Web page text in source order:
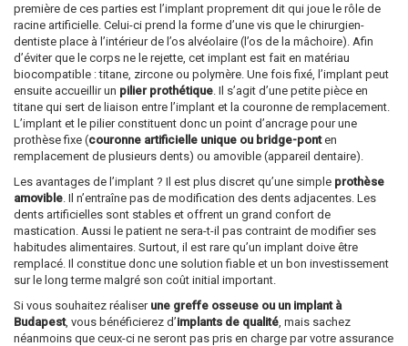
première de ces parties est l’implant proprement dit qui joue le rôle de
racine artificielle. Celui-ci prend la forme d’une vis que le chirurgien-
dentiste place à l’intérieur de l’os alvéolaire (l’os de la mâchoire). Afin
d’éviter que le corps ne le rejette, cet implant est fait en matériau
biocompatible : titane, zircone ou polymère. Une fois fixé, l’implant peut
ensuite accueillir un pilier prothétique . Il s’agit d’une petite pièce en
titane qui sert de liaison entre l’implant et la couronne de remplacement.
L’implant et le pilier constituent donc un point d’ancrage pour une
prothèse fixe (couronne artificielle unique ou bridge-ponten
remplacement de plusieurs dents) ou amovible (appareil dentaire).
Les avantages de l’implant ? Il est plus discret qu’une simple prothèse
amovible . Il n’entraîne pas de modification des dents adjacentes. Les
dents artificielles sont stables et offrent un grand confort de
mastication. Aussi le patient ne sera-t-il pas contraint de modifier ses
habitudes alimentaires. Surtout, il est rare qu’un implant doive être
remplacé. Il constitue donc une solution fiable et un bon investissement
sur le long terme malgré son coût initial important.
Si vous souhaitez réaliser une greffe osseuse ou un implant à
Budapest, vous bénéficierez d’implants de qualité , mais sachez
néanmoins que ceux-ci ne seront pas pris en charge par votre assurance